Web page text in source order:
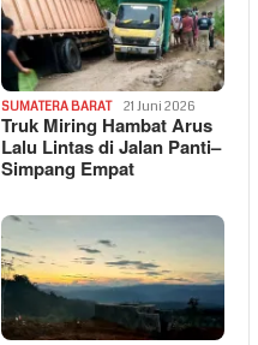
SUMATERA BARAT 21 Juni 2026
Truk Miring Hambat Arus
Lalu Lintas di Jalan Panti–
Simpang Empat